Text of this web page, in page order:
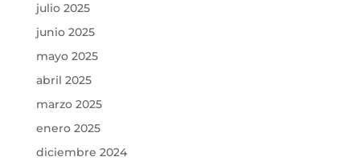
julio 2025
junio 2025
mayo 2025
abril 2025
marzo 2025
enero 2025
diciembre 2024